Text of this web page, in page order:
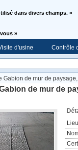
dans divers champs. »
»
d'usine Contrôle
Gabion de mur de
de mur de